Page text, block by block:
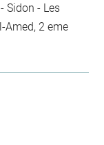
Sidon - Les
Amed, 2 eme